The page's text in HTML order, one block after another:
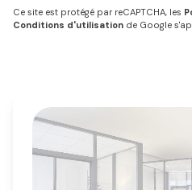
Ce site est protégé par reCAPTCHA, les
Conditions d'utilisation de Google